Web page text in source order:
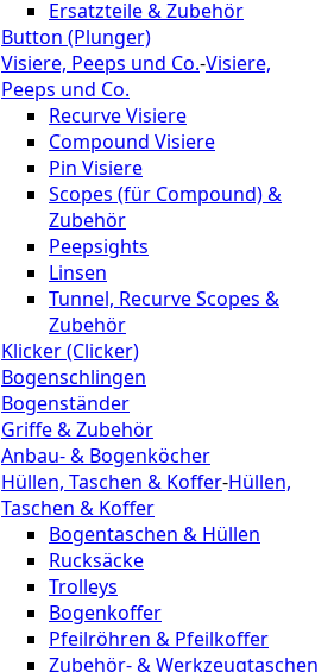
Ersatzteile & Zubehör
Button (Plunger)
Visiere, Peeps und Co.-Visiere,
Peeps und Co.
Recurve Visiere
Compound Visiere
Pin Visiere
Scopes (für Compound) &
Zubehör
Peepsights
Linsen
Tunnel, Recurve Scopes &
Zubehör
Klicker (Clicker)
Bogenschlingen
Bogenständer
Griffe & Zubehör
Anbau- & Bogenköcher
Hüllen, Taschen & Koffer-Hüllen,
Taschen & Koffer
Bogentaschen & Hüllen
Rucksäcke
Trolleys
Bogenkoffer
Pfeilröhren & Pfeilkoffer
Zubehör- & Werkzeugtaschen